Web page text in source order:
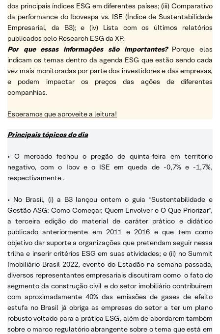
dos principais índices ESG em diferentes países; (iii) Comparativo
da performance do Ibovespa vs. ISE (Índice de Sustentabilidade
Empresarial, da B3); e (iv) Lista com os últimos relatórios
publicados pelo Research ESG da XP.
Por que essas informações são importantes? Porque elas
indicam os temas dentro da agenda ESG que estão sendo cada
vez mais monitoradas por parte dos investidores e das empresas,
e podem impactar os preços das ações de diferentes
companhias.
Esperamos que aproveite a leitura!
Principais tópicos do dia
• O mercado fechou o pregão de quinta-feira em território
negativo, com o Ibov e o ISE em queda de -0,7% e -1,7%,
respectivamente .
• No Brasil, (i) a B3 lançou ontem o guia “Sustentabilidade e
Gestão ASG: Como Começar, Quem Envolver e O Que Priorizar”,
a terceira edição do material de caráter prático e didático
publicado anteriormente em 2011 e 2016 e que tem como
objetivo dar suporte a organizações que pretendam seguir nessa
trilha e inserir critérios ESG em suas atividades; e (ii) no Summit
Imobiliário Brasil 2022, evento do Estadão na semana passada,
diversos representantes empresariais discutiram como o fato do
segmento da construção civil e do setor imobiliário contribuírem
com aproximadamente 40% das emissões de gases de efeito
estufa no Brasil já obriga as empresas do setor a ter um plano
robusto voltado para a prática ESG, além de abordarem também
sobre o marco regulatório abrangente sobre o tema que está em